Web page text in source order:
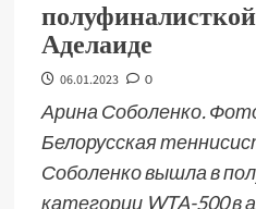
Аделаиде
06.01.2023 0
Арина Соболенко.
Белорусская
Соболенко вышла в
категории WTA-500 в